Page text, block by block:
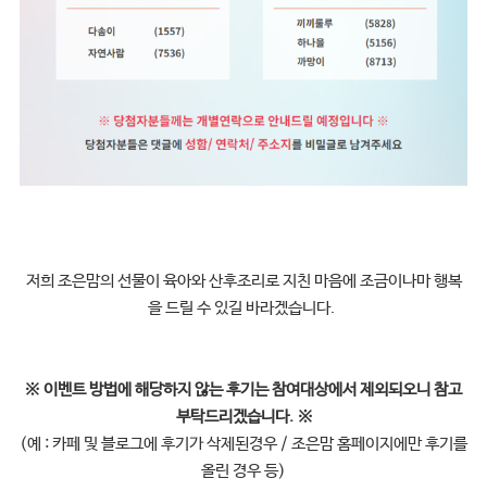
저희 조은맘의 선물이 육아와 산후조리로 지친 마음에 조금이나마 행복
을 드릴 수 있길 바라겠습니다.
※ 이벤트 방법에 해당하지 않는 후기는 참여대상에서 제외되오니 참고
부탁드리겠습니다. ※
(예 : 카페 및 블로그에 후기가 삭제된경우 / 조은맘 홈페이지에만 후기를
올린 경우 등)